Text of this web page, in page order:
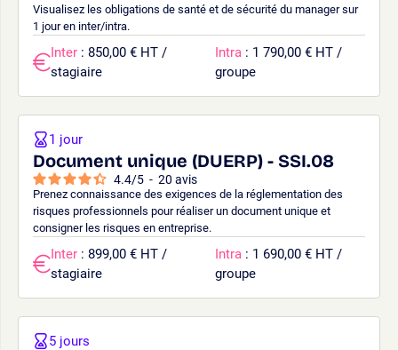
Visualisez les obligations de santé et de sécurité du manager sur
1 jour en inter/intra.
Inter : 850,00 € HT /
stagiaire
Intra : 1 790,00 € HT /
groupe
Document unique (DUERP) - SSI.08
4.4/5 - 20 avis
Prenez connaissance des exigences de la réglementation des
risques professionnels pour réaliser un document unique et
consigner les risques en entreprise.
1 jour
Inter : 899,00 € HT /
stagiaire
Intra : 1 690,00 € HT /
groupe
5 jours